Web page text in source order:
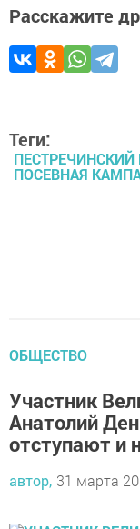
Расскажите
Теги:
ПОСЕВНАЯ
ОБЩЕСТВО
Участник
Анатолий
отступают и
автор, 31 марта